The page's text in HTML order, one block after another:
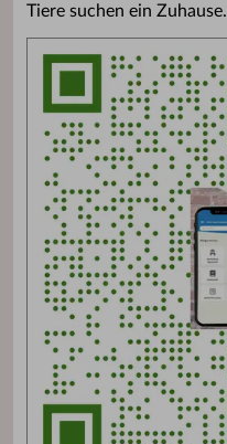
Tiere suchen ein Zuhause.